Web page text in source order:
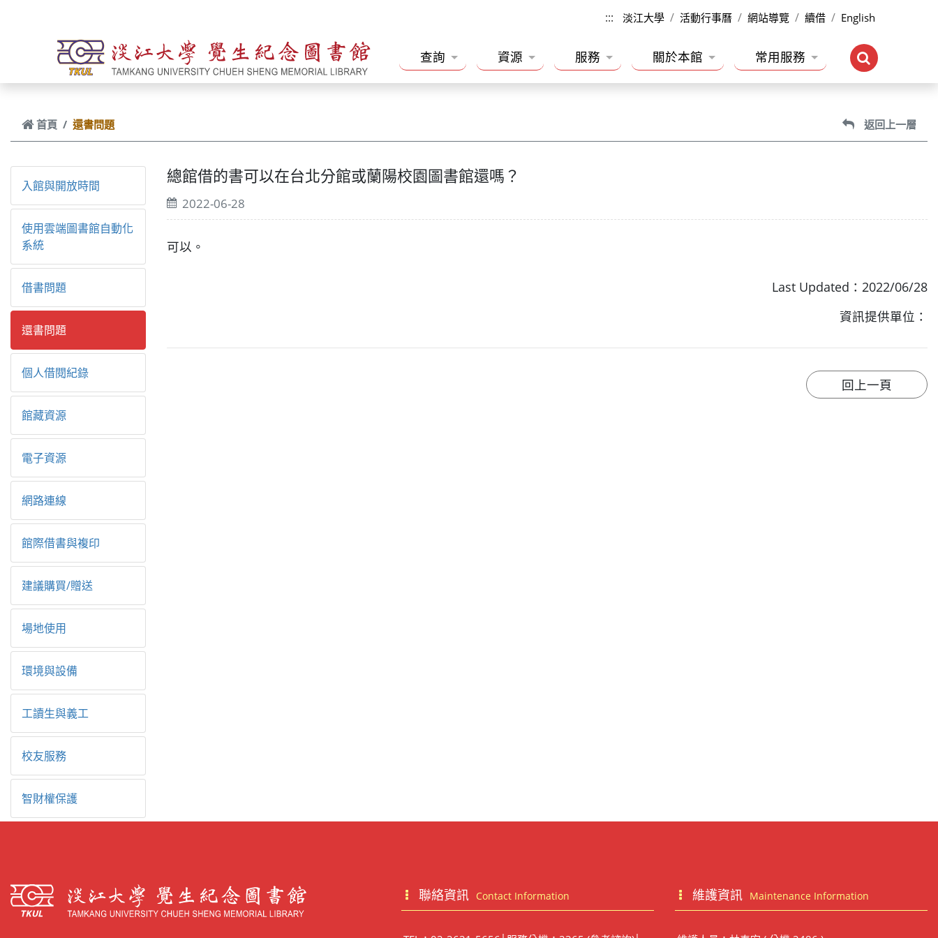
::: 淡江大學 活動行事曆 網站導覽 續借 English
查詢 資源 服務 關於本館 常用服務
首頁 還書問題 返回上一層
入館與開放時間
使用雲端圖書館自動化
系統
借書問題
還書問題
個人借閱紀錄
館藏資源
電子資源
網路連線
館際借書與複印
建議購買/贈送
場地使用
環境與設備
工讀生與義工
校友服務
智財權保護
總館借的書可以在台北分館或蘭陽校園圖書館還嗎？
2022-06-28
可以。
Last Updated：2022/06/28
資訊提供單位：
聯絡資訊 Contact Information 維護資訊 Maintenance Information